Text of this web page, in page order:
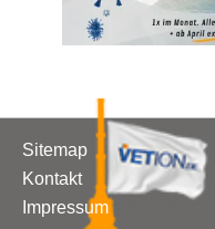
Sitemap
Kontakt
Impressum